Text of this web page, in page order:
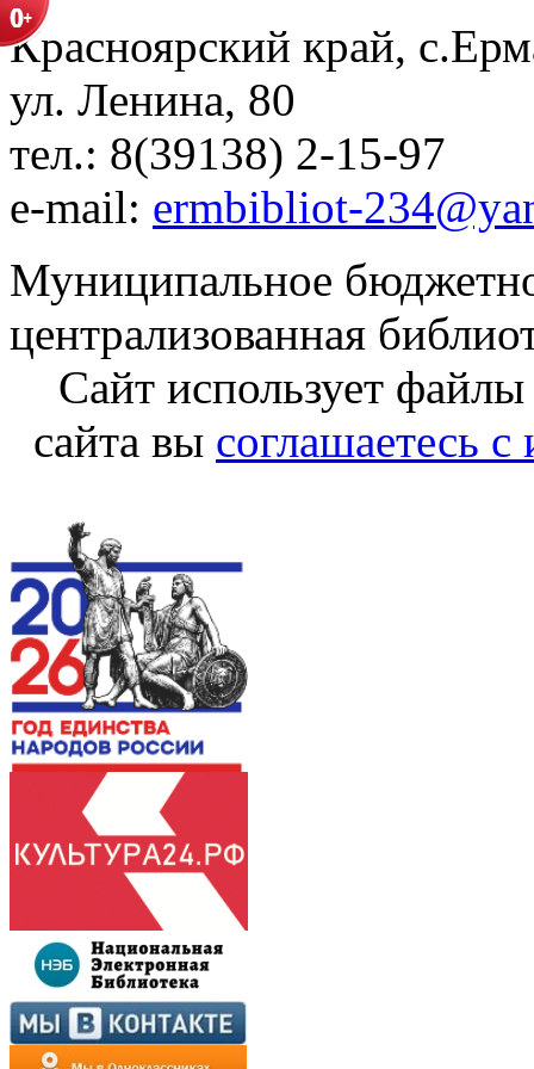
Красноярский край,
ул. Ленина, 80
тел.: 8(39138) 2-15-97
e-mail: ermbibliot-
Муниципальное
централизованная
Сайт использует
сайта вы соглашаетесь